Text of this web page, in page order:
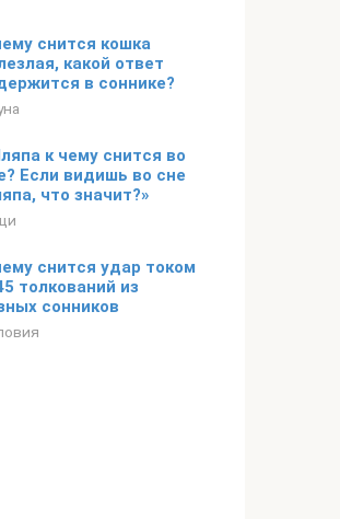
снится кошка
какой ответ
в соннике?
к чему снится во
Если видишь во сне
что значит?»
снится удар током
толкований из
сонников